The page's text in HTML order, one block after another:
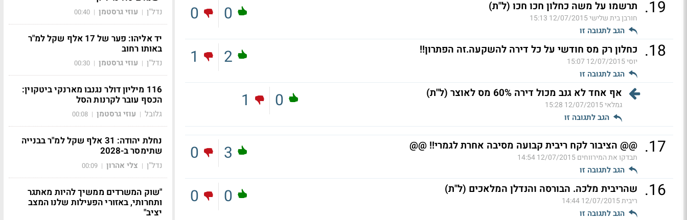
19
. תרשמו על משה כחלון חכו חכו (ל"ת)
חורבן בית שלישי12/07/2015 15:13
הגב לתגובה זו
0
0
18
. כחלון רק מס חודשי על כל דירה להשקעה.זה הפתרון!!
יוסי12/07/2015 15:07
הגב לתגובה זו
2
1
אף אחד לא גנב מכול דירה 60% מס לאוצר (ל"ת)
גמלאי12/07/2015 15:28
הגב לתגובה זו
0
1
17
. @@ הציבור לקח ריבית קבועה מסיבה אחרת לגמרי!! @@
תבדקו את המירווחים12/07/2015 14:54
הגב לתגובה זו
3
0
16
. שהריבית מלכה. הבורסה והנדלן המלאכים (ל"ת)
ריבית12/07/2015 14:44
הגב לתגובה זו
0
0
נדל"ן | עוזי גרסטמן |
00:40
יד אליהו: פער של 17 אלף שקל למ"ר
באותו רחוב
נדל"ן | עוזי גרסטמן |
00:30
116 מיליון דולר נגנבו מארנקי ביטקוין:
הכסף עובר לקרנות הסל
גלובל | עוזי גרסטמן |
00:08
נחלת יהודה: 31 אלף שקל למ"ר בבנייה
שתימסר ב-2028
נדל"ן | צלי אהרון |
00:09
"שוק המשרדים ממשיך להיות מאתגר
ותחרותי, באזורי הפעילות שלנו המצב
יציב"